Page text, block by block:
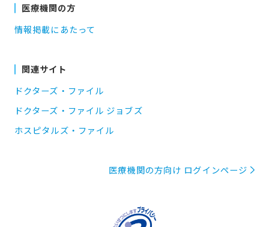
医療機関の方
情報掲載にあたって
関連サイト
ドクターズ・ファイル
ドクターズ・ファイル ジョブズ
ホスピタルズ・ファイル
医療機関の方向け ログインページ